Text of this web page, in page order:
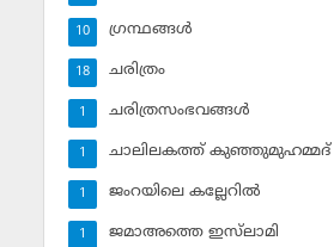
ഗ്രന്ഥങ്ങള്‍
10
ചരിത്രം
18
ചരിത്രസംഭവങ്ങള്‍
1
ചാലിലകത്ത് കുഞ്ഞുമുഹമ്മദ്
1
ജംറയിലെ കല്ലേറില്‍
1
ജമാഅത്തെ ഇസ്‌ലാമി
1